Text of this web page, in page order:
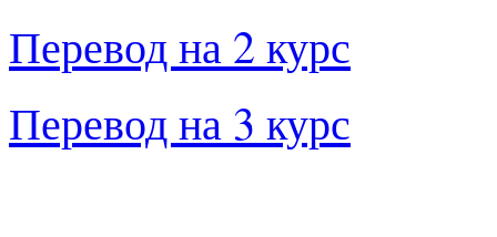
Перевод на 2 курс
Перевод на 3 курс